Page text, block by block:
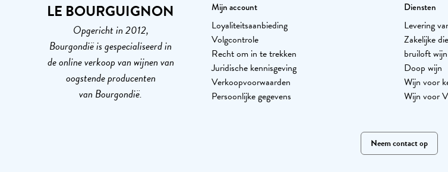
LE BOURGUIGNON
Opgericht in 2012,
Bourgondië is gespecialiseerd in
de online verkoop van wijnen van
oogstende producenten
van Bourgondië.
Mijn account
Loyaliteitsaanbieding
Volgcontrole
Recht om in te trekken
Juridische kennisgeving
Verkoopvoorwaarden
Persoonlijke gegevens
Diensten
Levering
Zakelijke
bruiloft wijn
Doop wijn
Wijn voor
Wijn voor
Neem contact op